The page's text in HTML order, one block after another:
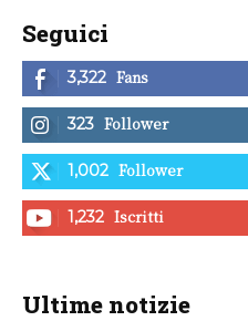
Seguici
3,322 Fans
323 Follower
1,002 Follower
1,232 Iscritti
Ultime notizie